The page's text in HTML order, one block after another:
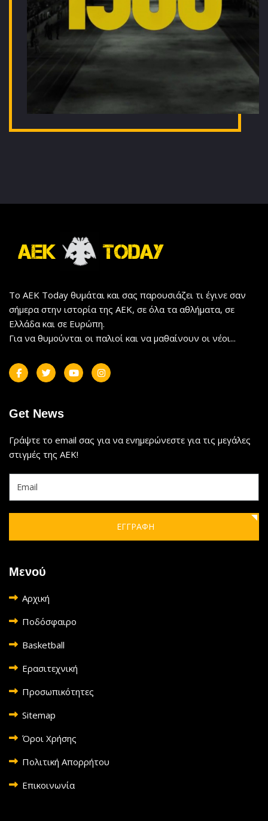
Το AEK Today θυμάται και σας παρουσιάζει τι έγινε σαν
σήμερα στην ιστορία της ΑΕΚ, σε όλα τα αθλήματα, σε
Ελλάδα και σε Ευρώπη.
Για να θυμούνται οι παλιοί και να μαθαίνουν οι νέοι...
Get News
Γράψτε το email σας για να ενημερώνεστε για τις μεγάλες
στιγμές της ΑΕΚ!
ΕΓΓΡΑΦΗ
Μενού
Αρχική
Ποδόσφαιρο
Basketball
Ερασιτεχνική
Προσωπικότητες
Sitemap
Όροι Χρήσης
Πολιτική Απορρήτου
Επικοινωνία